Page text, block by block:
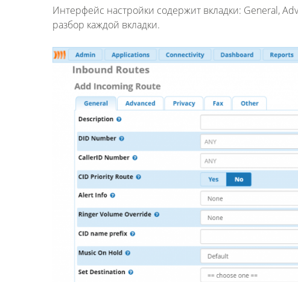
Интерфейс настройки содержит вкладки: General,
разбор каждой вкладки.